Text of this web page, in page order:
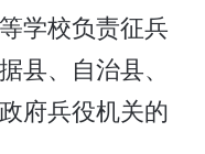
学校负责征兵
县、自治县、
府兵役机关的